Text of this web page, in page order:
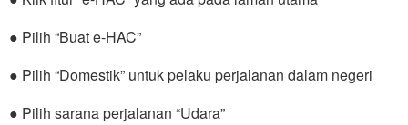
● Pilih “Buat e-HAC”
● Pilih “Domestik” untuk pelaku perjalanan dalam negeri
● Pilih sarana perjalanan “Udara”